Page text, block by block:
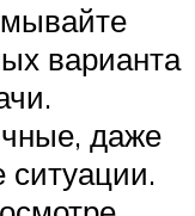
варианта
даже